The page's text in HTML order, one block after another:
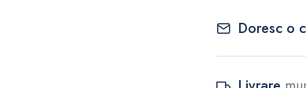
Doresc o